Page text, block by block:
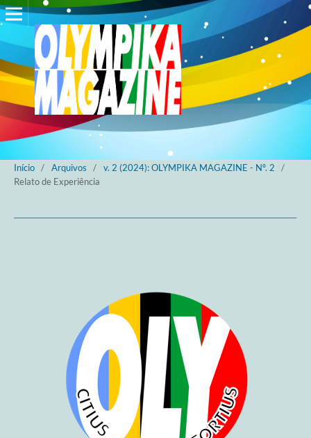
Início / Arquivos / v. 2 (2024): OLYMPIKA MAGAZINE - Nº. 2
/
Relato de Experiência